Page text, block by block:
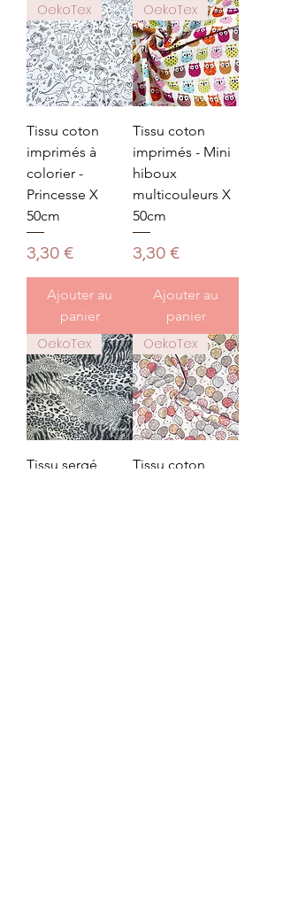
OekoTex
Tissu coton
imprimés à
colorier -
Princesse X
50cm
Prix
3,30 €
Ajouter au
panier
OekoTex
Tissu coton
imprimés - Mini
hiboux
multicouleurs X
50cm
Prix
3,30 €
Ajouter au
panier
OekoTex
Tissu sergé
OekoTex
Tissu coton